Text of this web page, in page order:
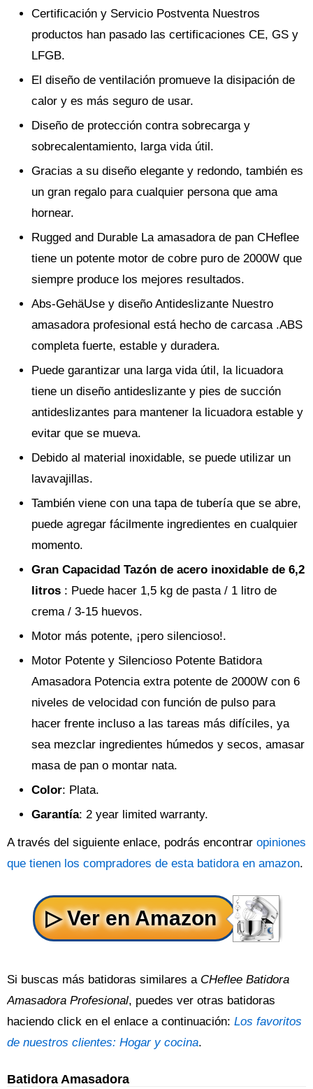
Certificación y Servicio Postventa Nuestros
productos han pasado las certificaciones CE, GS y
LFGB.
El diseño de ventilación promueve la disipación de
calor y es más seguro de usar.
Diseño de protección contra sobrecarga y
sobrecalentamiento, larga vida útil.
Gracias a su diseño elegante y redondo, también es
un gran regalo para cualquier persona que ama
hornear.
Rugged and Durable La amasadora de pan CHeflee
tiene un potente motor de cobre puro de 2000W que
siempre produce los mejores resultados.
Abs-GehäUse y diseño Antideslizante Nuestro
amasadora profesional está hecho de carcasa .ABS
completa fuerte, estable y duradera.
Puede garantizar una larga vida útil, la licuadora
tiene un diseño antideslizante y pies de succión
antideslizantes para mantener la licuadora estable y
evitar que se mueva.
Debido al material inoxidable, se puede utilizar un
lavavajillas.
También viene con una tapa de tubería que se abre,
puede agregar fácilmente ingredientes en cualquier
momento.
Gran Capacidad Tazón de acero inoxidable de 6,2
litros : Puede hacer 1,5 kg de pasta / 1 litro de
crema / 3-15 huevos.
Motor más potente, ¡pero silencioso!.
Motor Potente y Silencioso Potente Batidora
Amasadora Potencia extra potente de 2000W con 6
niveles de velocidad con función de pulso para
hacer frente incluso a las tareas más difíciles, ya
sea mezclar ingredientes húmedos y secos, amasar
masa de pan o montar nata.
Color: Plata.
Garantía: 2 year limited warranty.
A través del siguiente enlace, podrás encontrar opiniones
que tienen los compradores de esta batidora en amazon.
Si buscas más batidoras similares a CHeflee Batidora
Amasadora Profesional, puedes ver otras batidoras
haciendo click en el enlace a continuación: Los favoritos
de nuestros clientes: Hogar y cocina.
Batidora Amasadora